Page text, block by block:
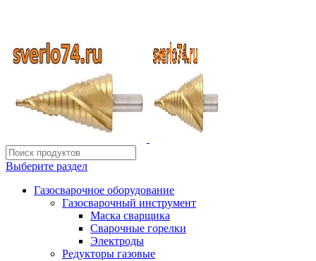
Выберите раздел
Газосварочное оборудование
Газосварочный инструмент
Маска сварщика
Сварочные горелки
Электроды
Редукторы газовые